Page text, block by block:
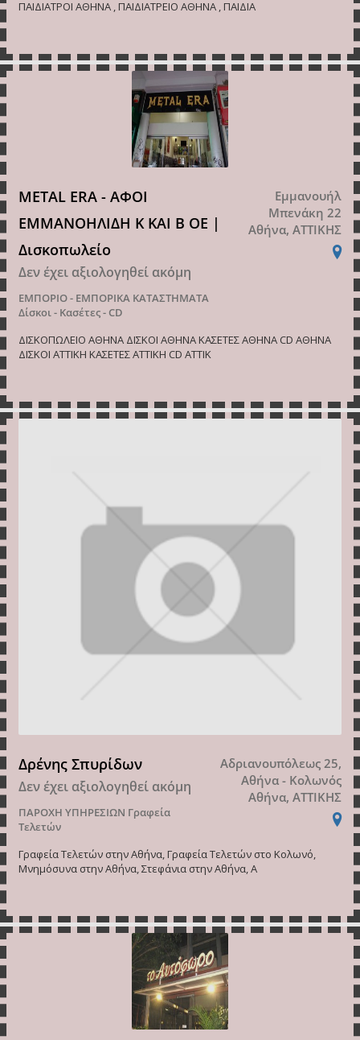
ΠΑΙΔΙΑΤΡΟΙ ΑΘΗΝΑ , ΠΑΙΔΙΑΤΡΕΙΟ ΑΘΗΝΑ , ΠΑΙΔΙΑ
METAL ERA - ΑΦΟΙ
ΕΜΜΑΝΟΗΛΙΔΗ Κ ΚΑΙ Β ΟΕ |
Δισκοπωλείο
Δεν έχει αξιολογηθεί ακόμη
ΕΜΠΟΡΙΟ - ΕΜΠΟΡΙΚΑ ΚΑΤΑΣΤΗΜΑΤΑ
Δίσκοι - Κασέτες - CD
Εμμανουήλ
Μπενάκη 22
Αθήνα, ΑΤΤΙΚΗΣ
ΔΙΣΚΟΠΩΛΕΙΟ ΑΘΗΝΑ ΔΙΣΚΟΙ ΑΘΗΝΑ ΚΑΣΕΤΕΣ ΑΘΗΝΑ CD ΑΘΗΝΑ
ΔΙΣΚΟΙ ΑΤΤΙΚΗ ΚΑΣΕΤΕΣ ΑΤΤΙΚΗ CD ΑΤΤΙΚ
Δρένης Σπυρίδων
Δεν έχει αξιολογηθεί ακόμη
ΠΑΡΟΧΗ ΥΠΗΡΕΣΙΩΝ Γραφεία
Τελετών
Αδριανουπόλεως 25,
Αθήνα - Κολωνός
Αθήνα, ΑΤΤΙΚΗΣ
Γραφεία Τελετών στην Αθήνα, Γραφεία Τελετών στο Κολωνό,
Μνημόσυνα στην Αθήνα, Στεφάνια στην Αθήνα, Α